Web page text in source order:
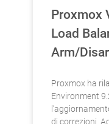
Proxmox
Load
Arm/
Proxmox ha
Environment
di correzioni.